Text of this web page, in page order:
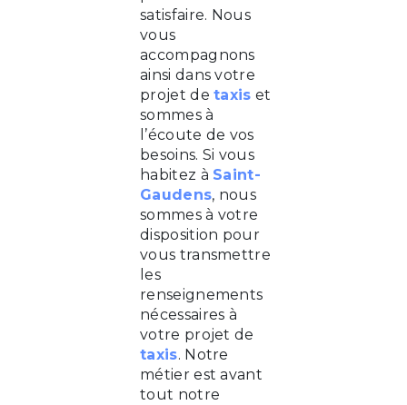
satisfaire. Nous
vous
accompagnons
ainsi dans votre
projet detaxis et
sommes à
l’écoute de vos
besoins. Si vous
habitez à Saint-
Gaudens, nous
sommes à votre
disposition pour
vous transmettre
les
renseignements
nécessaires à
votre projet de
taxis. Notre
métier est avant
tout notre